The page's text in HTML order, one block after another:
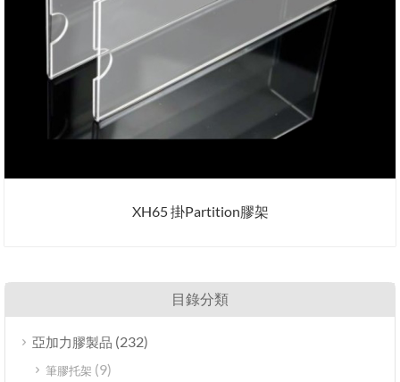
XH65 掛Partition膠架
目錄分類
亞加力膠製品 (232)
筆膠托架 (9)